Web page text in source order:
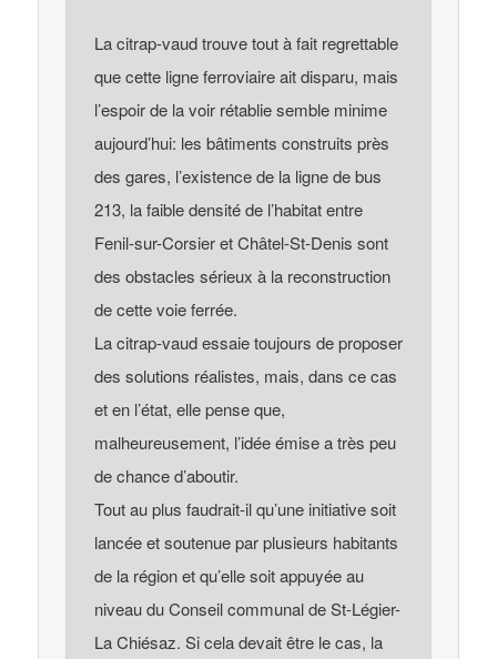
La citrap-vaud trouve tout à fait regrettable
que cette ligne ferroviaire ait disparu, mais
l’espoir de la voir rétablie semble minime
aujourd’hui: les bâtiments construits près
des gares, l’existence de la ligne de bus
213, la faible densité de l’habitat entre
Fenil-sur-Corsier et Châtel-St-Denis sont
des obstacles sérieux à la reconstruction
de cette voie ferrée.
La citrap-vaud essaie toujours de proposer
des solutions réalistes, mais, dans ce cas
et en l’état, elle pense que,
malheureusement, l’idée émise a très peu
de chance d’aboutir.
Tout au plus faudrait-il qu’une initiative soit
lancée et soutenue par plusieurs habitants
de la région et qu’elle soit appuyée au
niveau du Conseil communal de St-Légier-
La Chiésaz. Si cela devait être le cas, la